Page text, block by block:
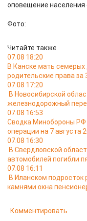
оповещение населения
Фото:
Читайте также
07.08 18:20
В Канске мать
родительские права за
07.08 17:20
В Новосибирской
железнодорожный
07.08 16:53
Сводка Минобороны РФ
операции на 7 августа
07.08 16:30
В Свердловской
автомобилей погибли
07.08 16:11
В Иланском подросток
камнями окна
Комментировать